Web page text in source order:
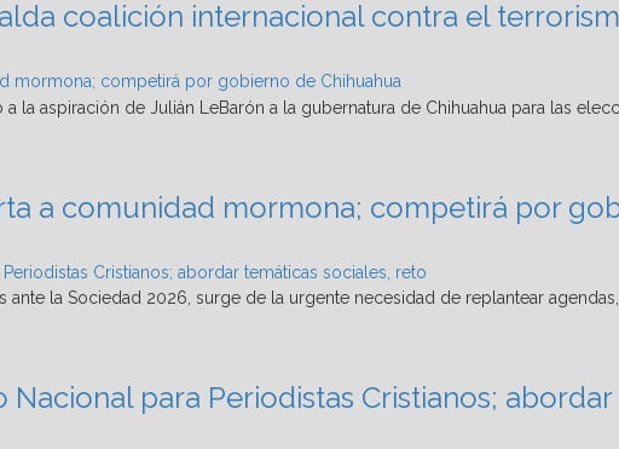
coalición internacional contra el
mormona; competirá por gobierno de Chihuahua
a comunidad mormona; competirá por
Cristianos; abordar temáticas sociales, reto
Nacional para Periodistas Cristianos;